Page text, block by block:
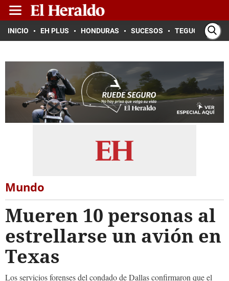
INICIO EH PLUS HONDURAS SUCESOS TEGUCIGALPA
Mundo
Mueren 10 personas al
estrellarse un avión en
Texas
Los servicios forenses del condado de Dallas confirmaron que el